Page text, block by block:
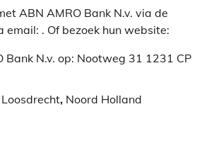
ABN AMRO Bank N.v. via de
email: . Of bezoek hun website:
Bank N.v. op: Nootweg 31 1231 CP
Loosdrecht, Noord Holland